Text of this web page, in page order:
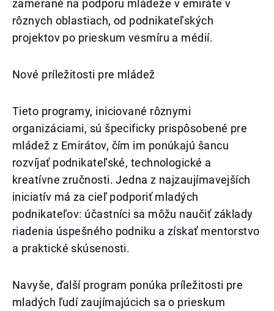
zamerané na podporu mládeže v emiráte v
rôznych oblastiach, od podnikateľských
projektov po prieskum vesmíru a médií.
Nové príležitosti pre mládež
Tieto programy, iniciované rôznymi
organizáciami, sú špecificky prispôsobené pre
mládež z Emirátov, čím im ponúkajú šancu
rozvíjať podnikateľské, technologické a
kreatívne zručnosti. Jedna z najzaujímavejších
iniciatív má za cieľ podporiť mladých
podnikateľov: účastníci sa môžu naučiť základy
riadenia úspešného podniku a získať mentorstvo
a praktické skúsenosti.
Navyše, ďalší program ponúka príležitosti pre
mladých ľudí zaujímajúcich sa o prieskum